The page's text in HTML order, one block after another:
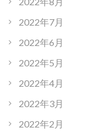
2022年7月
2022年6月
2022年5月
2022年4月
2022年3月
2022年2月